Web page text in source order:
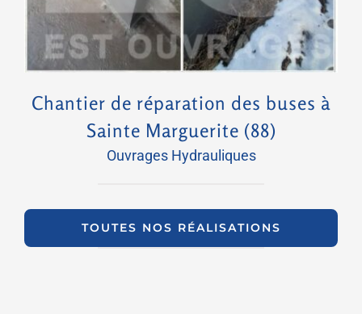
Chantier de réparation des buses à
Sainte Marguerite (88)
Ouvrages Hydrauliques
TOUTES NOS RÉALISATIONS